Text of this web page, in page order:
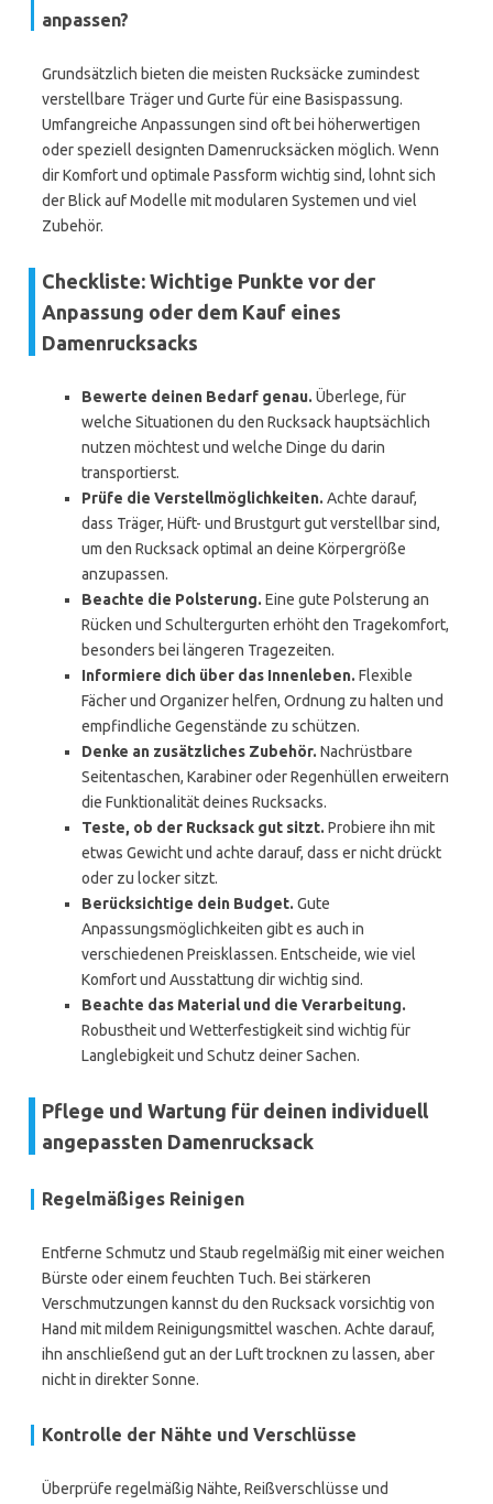
anpassen?
Grundsätzlich bieten die meisten Rucksäcke zumindest
verstellbare Träger und Gurte für eine Basispassung.
Umfangreiche Anpassungen sind oft bei höherwertigen
oder speziell designten Damenrucksäcken möglich. Wenn
dir Komfort und optimale Passform wichtig sind, lohnt sich
der Blick auf Modelle mit modularen Systemen und viel
Zubehör.
Checkliste: Wichtige Punkte vor der
Anpassung oder dem Kauf eines
Damenrucksacks
Bewerte deinen Bedarf genau. Überlege, für
welche Situationen du den Rucksack hauptsächlich
nutzen möchtest und welche Dinge du darin
transportierst.
Prüfe die Verstellmöglichkeiten. Achte darauf,
dass Träger, Hüft- und Brustgurt gut verstellbar sind,
um den Rucksack optimal an deine Körpergröße
anzupassen.
Beachte die Polsterung. Eine gute Polsterung an
Rücken und Schultergurten erhöht den Tragekomfort,
besonders bei längeren Tragezeiten.
Informiere dich über das Innenleben. Flexible
Fächer und Organizer helfen, Ordnung zu halten und
empfindliche Gegenstände zu schützen.
Denke an zusätzliches Zubehör. Nachrüstbare
Seitentaschen, Karabiner oder Regenhüllen erweitern
die Funktionalität deines Rucksacks.
Teste, ob der Rucksack gut sitzt. Probiere ihn mit
etwas Gewicht und achte darauf, dass er nicht drückt
oder zu locker sitzt.
Berücksichtige dein Budget. Gute
Anpassungsmöglichkeiten gibt es auch in
verschiedenen Preisklassen. Entscheide, wie viel
Komfort und Ausstattung dir wichtig sind.
Beachte das Material und die Verarbeitung.
Robustheit und Wetterfestigkeit sind wichtig für
Langlebigkeit und Schutz deiner Sachen.
Pflege und Wartung für deinen individuell
angepassten Damenrucksack
Regelmäßiges Reinigen
Entferne Schmutz und Staub regelmäßig mit einer weichen
Bürste oder einem feuchten Tuch. Bei stärkeren
Verschmutzungen kannst du den Rucksack vorsichtig von
Hand mit mildem Reinigungsmittel waschen. Achte darauf,
ihn anschließend gut an der Luft trocknen zu lassen, aber
nicht in direkter Sonne.
Kontrolle der Nähte und Verschlüsse
Überprüfe regelmäßig Nähte, Reißverschlüsse und